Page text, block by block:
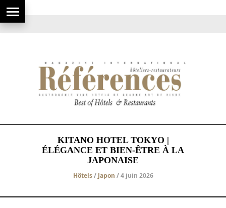
KITANO HOTEL TOKYO |
ÉLÉGANCE ET BIEN-ÊTRE À LA
JAPONAISE
Hôtels/ Japon / 4 juin 2026